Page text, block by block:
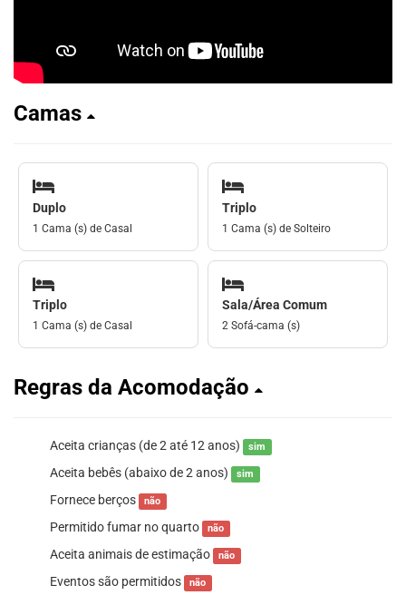
Camas
Duplo
1 Cama (s) de Casal
Triplo
1 Cama (s) de Solteiro
Triplo
1 Cama (s) de Casal
Sala/Área Comum
2 Sofá-cama (s)
Regras da Acomodação
Aceita crianças (de 2 até 12 anos) sim
Aceita bebês (abaixo de 2 anos) sim
Fornece berços não
Permitido fumar no quarto não
Aceita animais de estimação não
Eventos são permitidos não